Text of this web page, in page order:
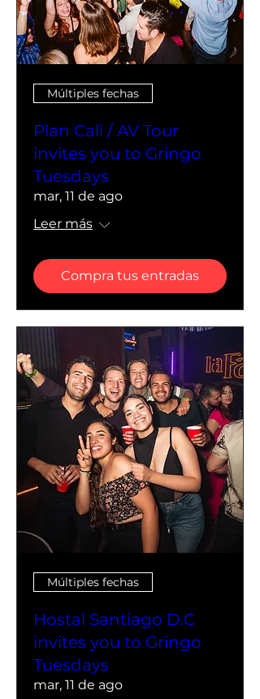
Múltiples fechas
Plan Cali / AV Tour
invites you to Gringo
Tuesdays
mar, 11 de ago
Leer más
Compra tus entradas
Múltiples fechas
Hostal Santiago D.C
invites you to Gringo
Tuesdays
mar, 11 de ago